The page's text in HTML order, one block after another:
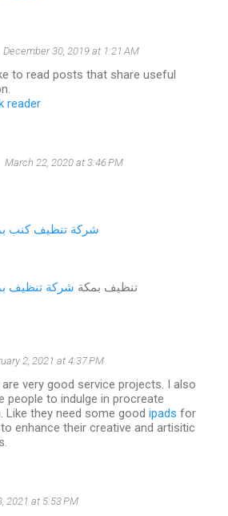
December 30, 2019 at 1:21 AM
to read posts that share useful
reader
March 22, 2020 at 3:46 PM
شركة تنظيف كنب
تنظيف بمكة شركة تنظيف
2, 2021 at 4:37 PM
very good service projects. I also
people to indulge in procreate
Like they need some good ipads for
enhance their creative and artisitic
2021 at 5:53 PM